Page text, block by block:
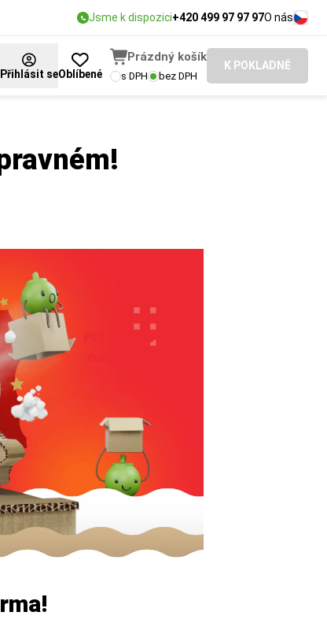
Jsme k dispozici+420 499 97 97 97O nás
Přihlásit seOblíbené
Prázdný košík
s DPH bez DPH
K POKLADNĚ